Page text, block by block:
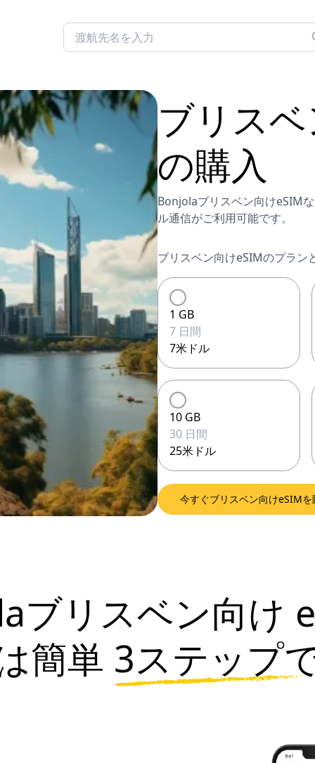
ブリス
の購入
Bonjolaブリスベン向けeSIM
ル通信がご利用可能です。
ブリスベン向けeSIMのプラン
1 GB
7 日間
7米ドル
10 GB
30 日間
25米ドル
今すぐブリスベン向けeSIMを
ブリスベン向け
簡単 3ステップ